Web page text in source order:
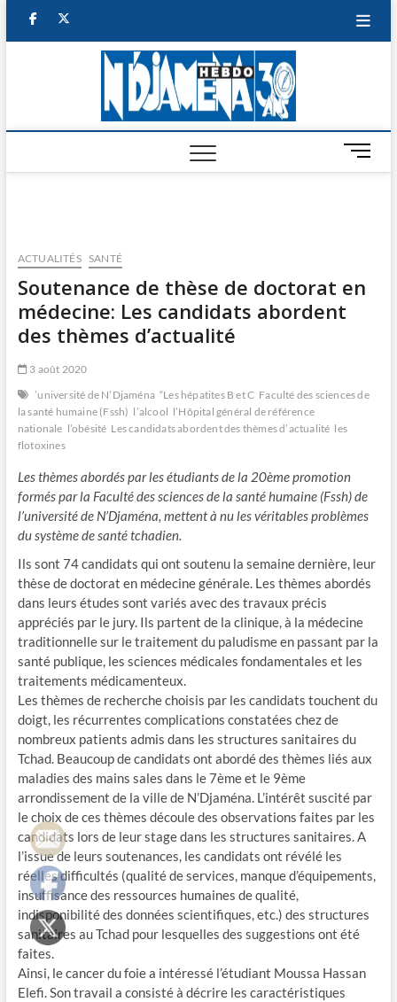
facebook
HEBDO
M
e
t
ACTUALITÉS SANTÉ
Soutenance de thèse de doctorat en
médecine: Les candidats abordent
des thèmes d’actualité
3 août 2020
’université de N’Djaména “Les hépatites B et C Faculté des sciences de
la santé humaine (Fssh) l’alcool l’Hôpital général de référence
nationale l’obésité Les candidats abordent des thèmes d’actualité les
flotoxines
Les thèmes abordés par les étudiants de la 20ème promotion
formés par la Faculté des sciences de la santé humaine (Fssh) de
l’université de N’Djaména, mettent à nu les véritables problèmes
du système de santé tchadien.
Ils sont 74 candidats qui ont soutenu la semaine dernière, leur
thèse de doctorat en médecine générale. Les thèmes abordés
dans leurs études sont variés avec des travaux précis
appréciés par le jury. Ils partent de la clinique, à la médecine
traditionnelle sur le traitement du paludisme en passant par la
santé publique, les sciences médicales fondamentales et les
traitements médicamenteux.
Les thèmes de recherche choisis par les candidats touchent du
doigt, les récurrentes complications constatées chez de
nombreux patients admis dans les structures sanitaires du
Tchad. Beaucoup de candidats ont abordé des thèmes liés aux
maladies des mains sales dans le 7ème et le 9ème
arrondissement de la ville de N’Djaména. L’intérêt suscité par
le choix de ces thèmes découle des observations faites par les
candidats lors de leur stage dans les structures sanitaires. A
l’issue de leurs soutenances, les candidats ont révélé les
réelles difficultés (qualité de services, manque d’équipements,
insuffisance des ressources humaines de qualité,
indisponibilité des données scientifiques, etc.) des structures
sanitaires au Tchad pour lesquelles des suggestions ont été
faites.
Ainsi, le cancer du foie a intéressé l’étudiant Moussa Hassan
Elefi. Son travail a consisté à décrire les caractéristiques